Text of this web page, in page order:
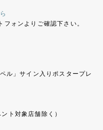
ォンよりご確認下さい。
ル」サイン入りポスタープレ
ト対象店舗除く）